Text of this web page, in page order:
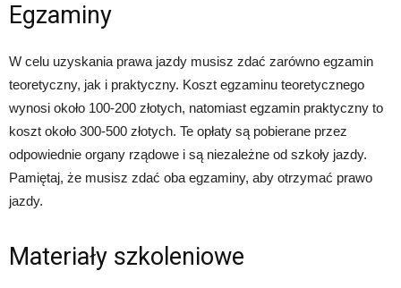
Egzaminy
W celu uzyskania prawa jazdy musisz zdać zarówno egzamin
teoretyczny, jak i praktyczny. Koszt egzaminu teoretycznego
wynosi około 100-200 złotych, natomiast egzamin praktyczny to
koszt około 300-500 złotych. Te opłaty są pobierane przez
odpowiednie organy rządowe i są niezależne od szkoły jazdy.
Pamiętaj, że musisz zdać oba egzaminy, aby otrzymać prawo
jazdy.
Materiały szkoleniowe